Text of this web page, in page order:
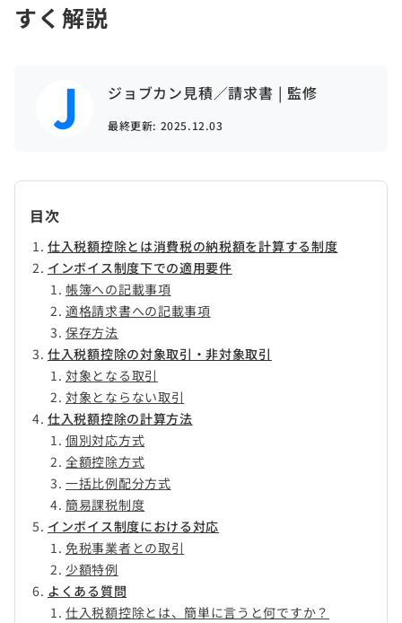
すく解説
ジョブカン見積／請求書 | 監修
最終更新: 2025.12.03
目次
仕入税額控除とは消費税の納税額を計算する制度
インボイス制度下での適用要件
帳簿への記載事項
適格請求書への記載事項
保存方法
仕入税額控除の対象取引・非対象取引
対象となる取引
対象とならない取引
仕入税額控除の計算方法
個別対応方式
全額控除方式
一括比例配分方式
簡易課税制度
インボイス制度における対応
免税事業者との取引
少額特例
よくある質問
仕入税額控除とは、簡単に言うと何ですか？